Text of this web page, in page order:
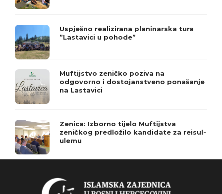
Uspješno realizirana planinarska tura
”Lastavici u pohode”
Muftijstvo zeničko poziva na
odgovorno i dostojanstveno ponašanje
na Lastavici
Zenica: Izborno tijelo Muftijstva
zeničkog predložilo kandidate za reisul-
ulemu